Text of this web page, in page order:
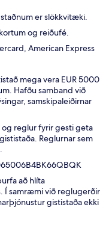
er slökkvitæki.
og reiðufé.
American Express
mega vera EUR 5000
Hafðu samband við
samskipaleiðirnar
reglur fyrir gesti geta
Reglurnar sem
að hlíta
Í samræmi við reglugerðir
gististaða ekki